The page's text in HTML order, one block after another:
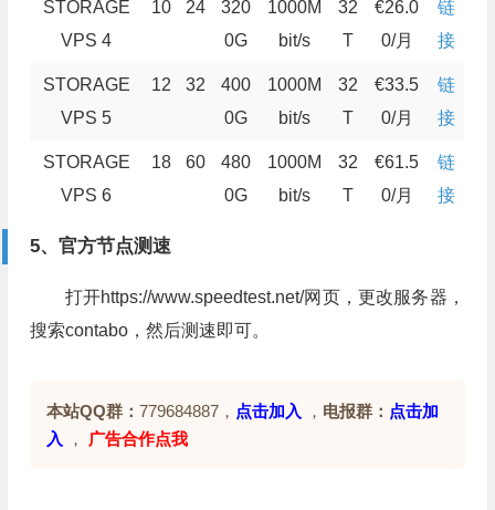
STORAGE
VPS 4
10 24
320
0G
1000M
bit/s
32
T
€26.0
0/月
链
接
STORAGE
VPS 5
12 32
400
0G
1000M
bit/s
32
T
€33.5
0/月
链
接
STORAGE
VPS 6
18 60
480
0G
1000M
bit/s
32
T
€61.5
0/月
链
接
5、官方节点测速
打开https://www.speedtest.net/网页，更改服务器，
搜索contabo，然后测速即可。
本站QQ群： 779684887， 点击加入 ， 电报群： 点击加
入
， 广告合作点我